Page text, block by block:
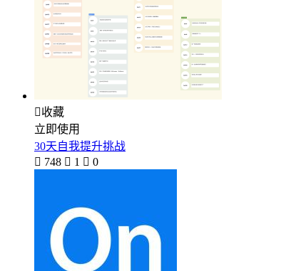
收藏
立即使用
30天自我提升挑战
 748  1  0